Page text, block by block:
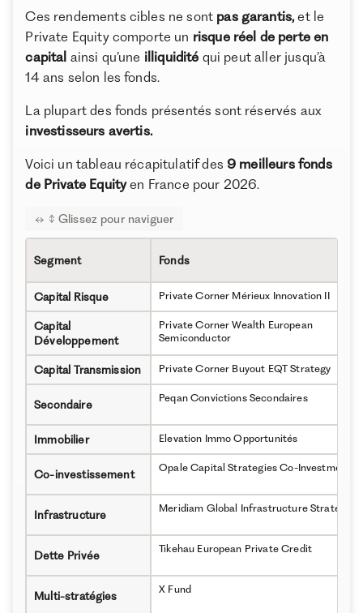
Ces rendements cibles ne sont pas garantis, et le
Private Equity comporte un risque réel de perte en
capital ainsi qu’une illiquidité qui peut aller jusqu’à
14 ans selon les fonds.
La plupart des fonds présentés sont réservés aux
investisseurs avertis.
Voici un tableau récapitulatif des 9 meilleurs fonds
de Private Equityen France pour 2026.
Segment Fonds
Capital Risque Private Corner Mérieux Innovation II
Capital
Développement
Private Corner Wealth European
Semiconductor
Capital Transmission Private Corner Buyout EQT Strategy
Secondaire
Peqan Convictions Secondaires
Immobilier Elevation Immo Opportunités
Co-investissement
Opale Capital Strate⁠gies Co-Investment
Infrastructure
Meridiam Global Infrastructure Strate⁠gies
Dette Privée
Tikehau European Private Credit
Multi-stratégies
X Fund